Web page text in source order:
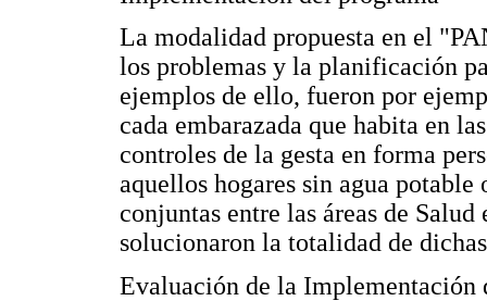
La modalidad propuesta en el
los problemas y la planificación
ejemplos de ello, fueron por
cada embarazada que habita en
controles de la gesta en forma
aquellos hogares sin agua
conjuntas entre las áreas de
solucionaron la totalidad de
Evaluación de la Implementación